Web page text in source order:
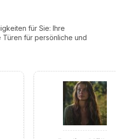
für Sie: Ihre
für persönliche und